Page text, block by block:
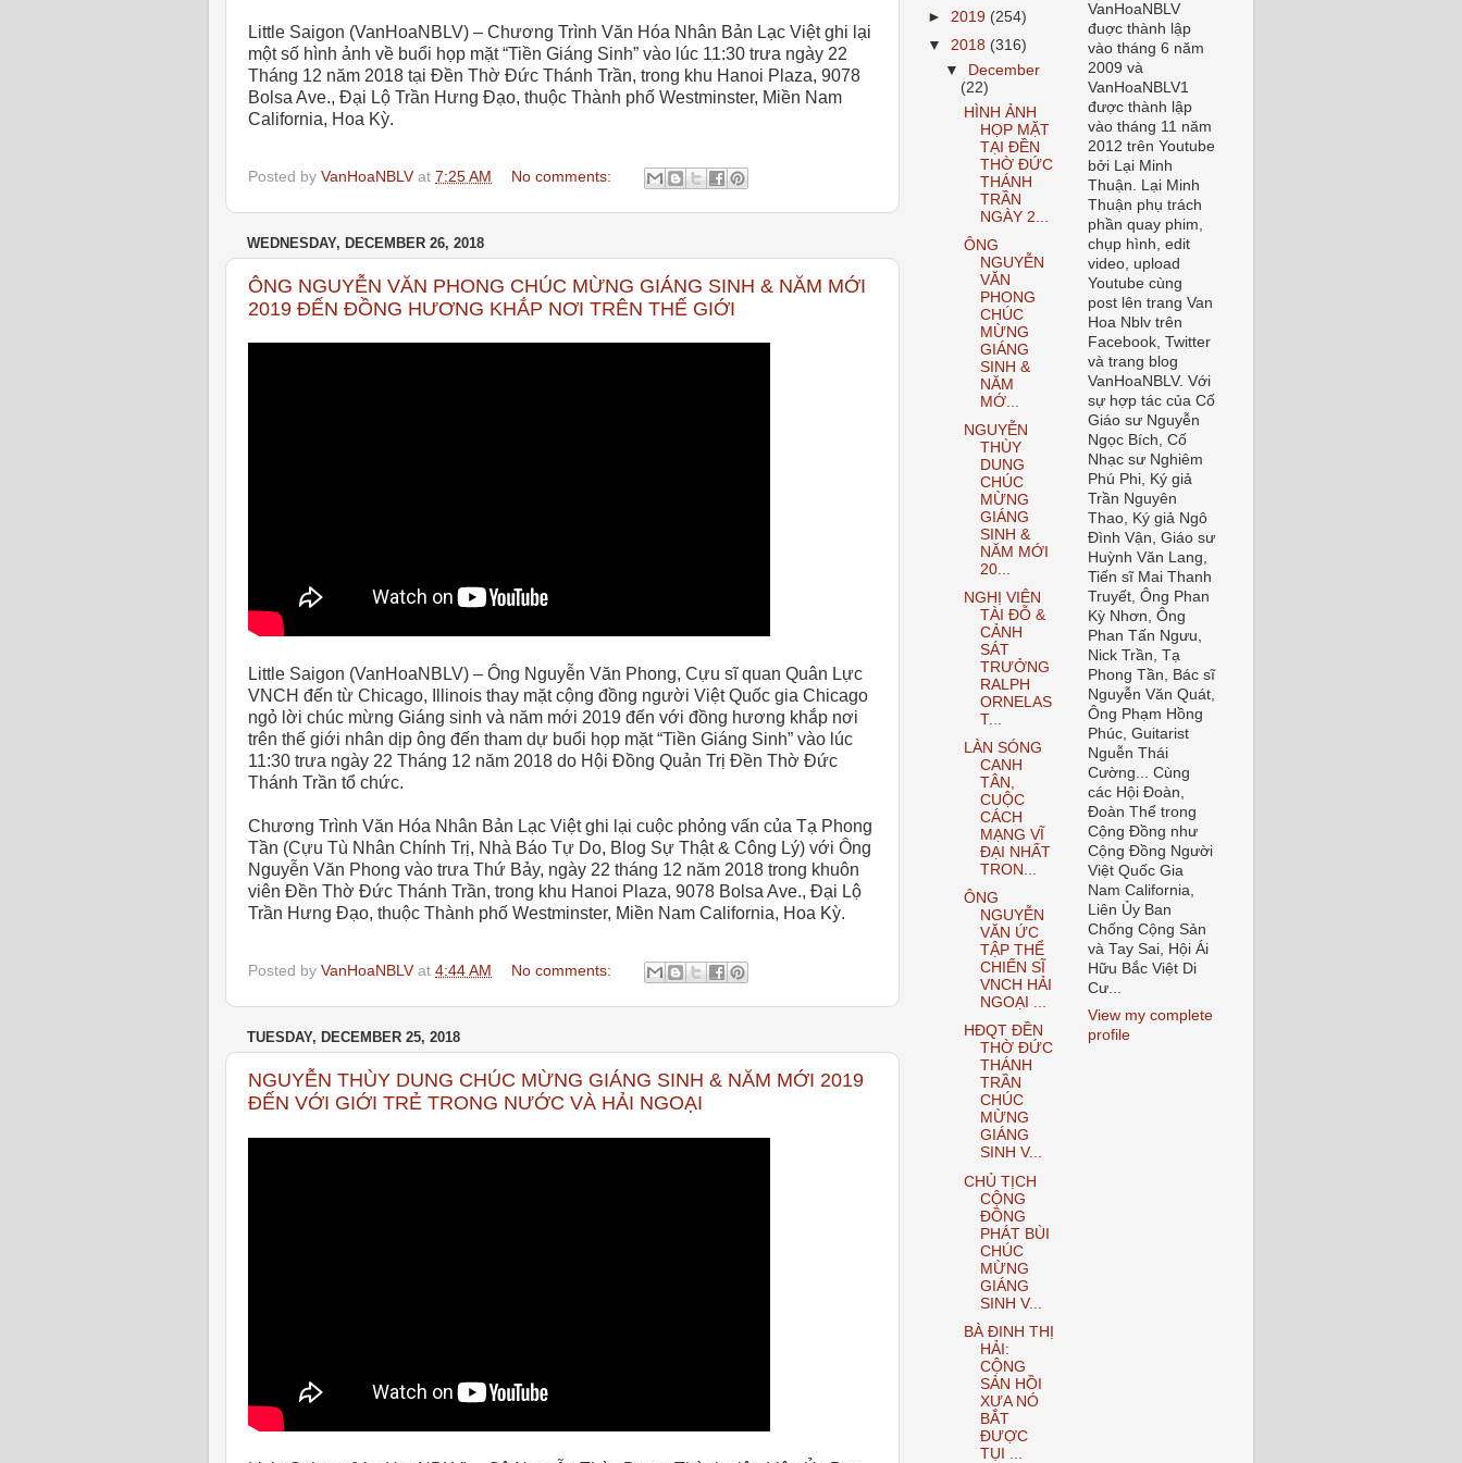
Little Saigon (VanHoaNBLV) – Chương Trình Văn Hóa Nhân Bản Lạc Việt ghi lại
một số hình ảnh về buổi họp mặt “Tiền Giáng Sinh” vào lúc 11:30 trưa ngày 22
Tháng 12 năm 2018 tại Đền Thờ Đức Thánh Trần, trong khu Hanoi Plaza, 9078
Bolsa Ave., Đại Lộ Trần Hưng Đạo, thuộc Thành phố Westminster, Miền Nam
California, Hoa Kỳ.
Posted by VanHoaNBLV at 7:25 AM No comments:
WEDNESDAY, DECEMBER 26, 2018
ÔNG NGUYỄN VĂN PHONG CHÚC MỪNG GIÁNG SINH & NĂM MỚI
2019 ĐẾN ĐỒNG HƯƠNG KHẮP NƠI TRÊN THẾ GIỚI
Little Saigon (VanHoaNBLV) – Ông Nguyễn Văn Phong, Cựu sĩ quan Quân Lực
VNCH đến từ Chicago, Illinois thay mặt cộng đồng người Việt Quốc gia Chicago
ngỏ lời chúc mừng Giáng sinh và năm mới 2019 đến với đồng hương khắp nơi
trên thế giới nhân dịp ông đến tham dự buổi họp mặt “Tiền Giáng Sinh” vào lúc
11:30 trưa ngày 22 Tháng 12 năm 2018 do Hội Đồng Quản Trị Đền Thờ Đức
Thánh Trần tổ chức.
Chương Trình Văn Hóa Nhân Bản Lạc Việt ghi lại cuộc phỏng vấn của Tạ Phong
Tần (Cựu Tù Nhân Chính Trị, Nhà Báo Tự Do, Blog Sự Thật & Công Lý) với Ông
Nguyễn Văn Phong vào trưa Thứ Bảy, ngày 22 tháng 12 năm 2018 trong khuôn
viên Đền Thờ Đức Thánh Trần, trong khu Hanoi Plaza, 9078 Bolsa Ave., Đại Lộ
Trần Hưng Đạo, thuộc Thành phố Westminster, Miền Nam California, Hoa Kỳ.
Posted by VanHoaNBLV at 4:44 AM No comments:
TUESDAY, DECEMBER 25, 2018
NGUYỄN THÙY DUNG CHÚC MỪNG GIÁNG SINH & NĂM MỚI 2019
ĐẾN VỚI GIỚI TRẺ TRONG NƯỚC VÀ HẢI NGOẠI
► 2019 (254)
▼ 2018 (316)
▼
December
(22)
HÌNH ẢNH
HỌP MẶT
TẠI ĐỀN
THỜ ĐỨC
THÁNH
TRẦN
NGÀY 2...
ÔNG
NGUYỄN
VĂN
PHONG
CHÚC
MỪNG
GIÁNG
SINH &
NĂM
MỚ...
NGUYỄN
THÙY
DUNG
CHÚC
MỪNG
GIÁNG
SINH &
NĂM MỚI
20...
NGHỊ VIÊN
TÀI ĐỖ &
CẢNH
SÁT
TRƯỞNG
RALPH
ORNELAS
T...
LÀN SÓNG
CANH
TÂN,
CUỘC
CÁCH
MẠNG VĨ
ĐẠI NHẤT
TRON...
ÔNG
NGUYỄN
VĂN ỨC
TẬP THỂ
CHIẾN SĨ
VNCH HẢI
NGOẠI ...
HĐQT ĐỀN
THỜ ĐỨC
THÁNH
TRẦN
CHÚC
MỪNG
GIÁNG
SINH V...
CHỦ TỊCH
CỘNG
ĐỒNG
PHÁT BÙI
CHÚC
MỪNG
GIÁNG
SINH V...
BÀ ĐINH THỊ
HẢI:
CỘNG
SẢN HỒI
XƯA NÓ
BẮT
ĐƯỢC
TỤI ...
VanHoaNBLV
đuợc thành lập
vào tháng 6 năm
2009 và
VanHoaNBLV1
được thành lập
vào tháng 11 năm
2012 trên Youtube
bởi Lại Minh
Thuận. Lại Minh
Thuận phụ trách
phần quay phim,
chụp hình, edit
video, upload
Youtube cùng
post lên trang Van
Hoa Nblv trên
Facebook, Twitter
và trang blog
VanHoaNBLV. Với
sự hợp tác của Cố
Giáo sư Nguyễn
Ngọc Bích, Cố
Nhạc sư Nghiêm
Phú Phi, Ký giả
Trần Nguyên
Thao, Ký giả Ngô
Đình Vận, Giáo sư
Huỳnh Văn Lang,
Tiến sĩ Mai Thanh
Truyết, Ông Phan
Kỳ Nhơn, Ông
Phan Tấn Ngưu,
Nick Trần, Tạ
Phong Tần, Bác sĩ
Nguyễn Văn Quát,
Ông Phạm Hồng
Phúc, Guitarist
Nguễn Thái
Cường... Cùng
các Hội Đoàn,
Đoàn Thể trong
Cộng Đồng như
Cộng Đồng Người
Việt Quốc Gia
Nam California,
Liên Ủy Ban
Chống Cộng Sản
và Tay Sai, Hội Ái
Hữu Bắc Việt Di
Cư...
View my complete
profile